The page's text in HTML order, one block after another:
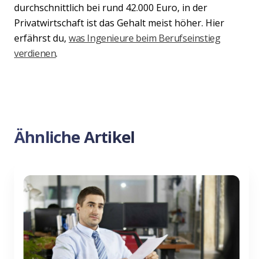
durchschnittlich bei rund 42.000 Euro, in der
Privatwirtschaft ist das Gehalt meist höher. Hier
erfährst du, was Ingenieure beim Berufseinstieg
verdienen.
Ähnliche Artikel